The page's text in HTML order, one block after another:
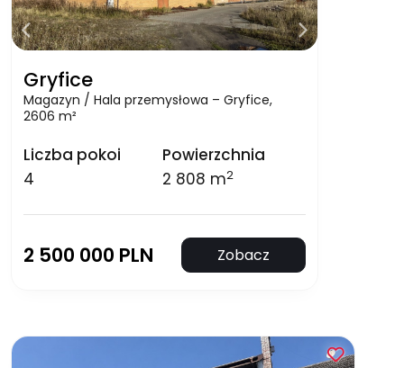
Gryfice
Magazyn / Hala przemysłowa – Gryfice,
2606 m²
Liczba pokoi
4
Powierzchnia
2 808 m2
2 500 000 PLN Zobacz